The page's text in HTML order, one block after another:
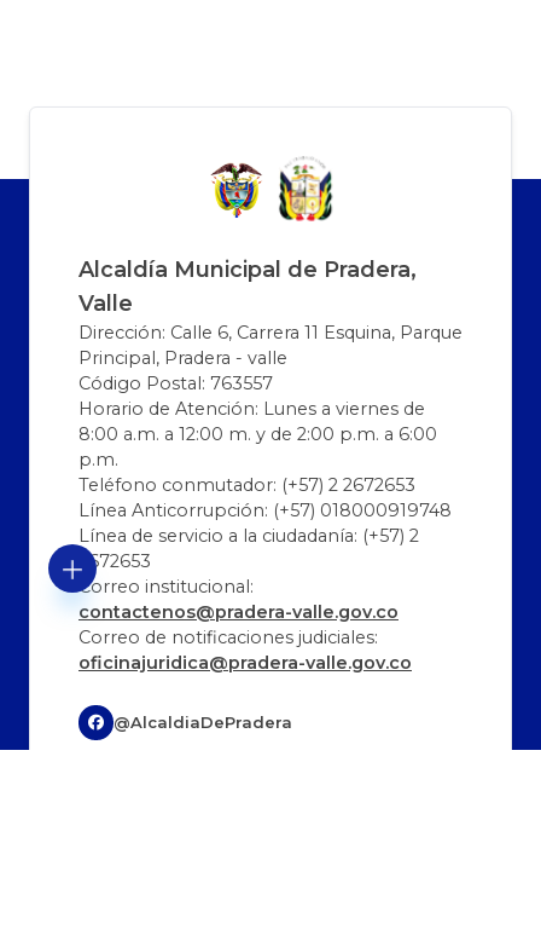
Alcaldía Municipal de Pradera,
Valle
Dirección: Calle 6, Carrera 11 Esquina, Parque
Principal, Pradera - valle
Código Postal: 763557
Horario de Atención: Lunes a viernes de
8:00 a.m. a 12:00 m. y de 2:00 p.m. a 6:00
p.m.
Teléfono conmutador: (+57) 2 2672653
Línea Anticorrupción: (+57) 018000919748
Línea de servicio a la ciudadanía: (+57) 2
2672653
Correo institucional:
contactenos@pradera-valle.gov.co
Correo de notificaciones judiciales:
oficinajuridica@pradera-valle.gov.co
@AlcaldiaDePradera